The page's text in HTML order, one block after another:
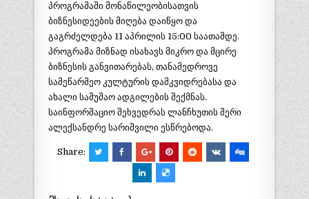
პროგრამაში მონაწილეობისათვის
ბიზნესიდეების მიღება დაიწყო და
გაგრძელდება 11 აპრილის 15:00 საათამდე.
პროგრამა მიზნად ისახავს მიკრო და მცირე
ბიზნესის განვითარებას, თანამედროვე
სამეწარმეო კულტურის დამკვიდრებასა და
ახალი სამუშაო ადგილების შექმნას.
საინფორმაციო შეხვედრას ლანჩხუთის მერი
ალექსანდრე სარიშვილი ესწრებოდა.
Share: